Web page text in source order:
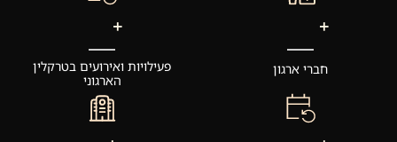
+
חברי ארגון
+
פעילויות ואירועים בטרקלין
הארגוני